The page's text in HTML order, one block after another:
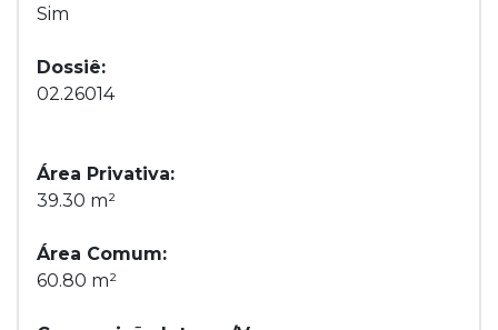
Sim
Dossiê:
02.26014
Área Privativa:
39.30 m²
Área Comum:
60.80 m²